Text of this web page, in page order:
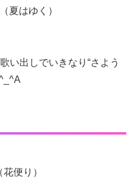
夏はゆく）
い出しでいきなり“さよう
便り）